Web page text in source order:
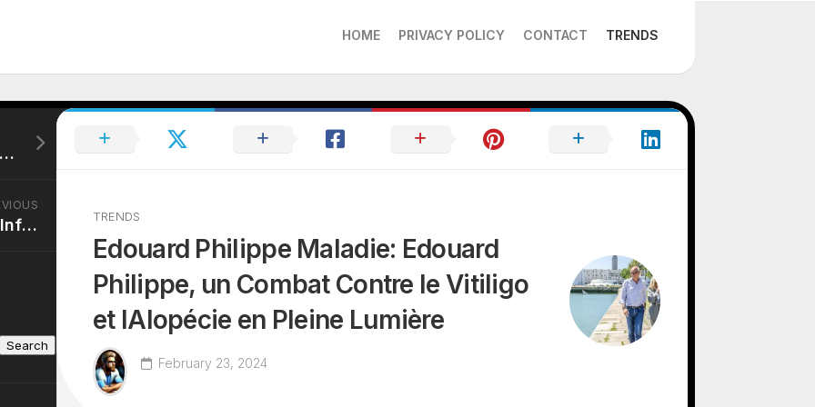
HOME PRIVACY POLICY CONTACT TRENDS
TRENDS
Edouard Philippe Maladie: Edouard
Philippe, un Combat Contre le Vitiligo
et lAlopécie en Pleine Lumière
February 23, 2024
Cristina Cordula Taille: La Silhouette Élégante de Cristina Cordula à 1,68m, un Modèle de Style
Manu Payet Parents: LInfluence de lÎle de la Réunion sur le Parcours de lHumoriste Manu Payet
Search